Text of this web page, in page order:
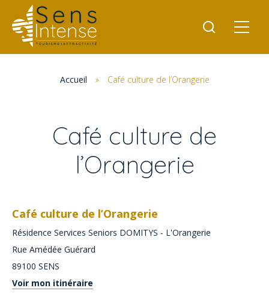
Accueil » Café culture de l’Orangerie
Café culture de
l’Orangerie
Café culture de l’Orangerie
Résidence Services Seniors DOMITYS - L'Orangerie
Rue Amédée Guérard
89100 SENS
Voir mon itinéraire